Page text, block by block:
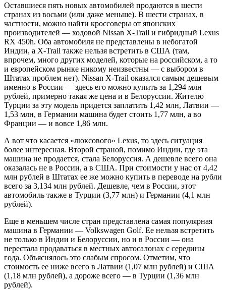
Оставшиеся пять новых автомобилей продаются в шести
странах из восьми (или даже меньше). В шести странах, в
частности, можно найти кроссоверы от японских
производителей — ходовой Nissan X-Trail и гибридный Lexus
RX 450h. Оба автомобиля не представлены в небогатой
Индии, а X-Trail также нельзя встретить в США (там,
впрочем, много других моделей, которые на российском, а то
и европейском рынке никому неизвестны — с выбором в
Штатах проблем нет). Nissan X-Trail оказался самым дешевым
именно в России — здесь его можно купить за 1,294 млн
рублей, примерно такая же цена и в Белоруссии. Жителю
Турции за эту модель придется заплатить 1,42 млн, Латвии —
1,53 млн, в Германии машина будет стоить 1,77 млн, а во
Франции — и вовсе 1,86 млн.
А вот что касается «люксового» Lexus, то здесь ситуация
более интересная. Второй страной, помимо Индии, где эта
машина не продается, стала Белоруссия. А дешевле всего она
оказалась не в России, а в США. При стоимости у нас от 4,42
млн рублей в Штатах ее же можно купить в переводе на рубли
всего за 3,134 млн рублей. Дешевле, чем в России, этот
автомобиль также в Турции (3,77 млн) и Германии (4,1 млн
рублей).
Еще в меньшем числе стран представлена самая популярная
машина в Германии — Volkswagen Golf. Ее нельзя встретить
не только в Индии и Белоруссии, но и в России — она
перестала продаваться в местных автосалонах с середины
года. Объяснялось это слабым спросом. Отметим, что
стоимость ее ниже всего в Латвии (1,07 млн рублей) и США
(1,18 млн рублей), а дороже всего — в Турции (1,36 млн
рублей).